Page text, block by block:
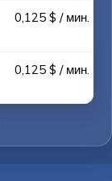
0,125 $ / мин.
0,125 $ / мин.